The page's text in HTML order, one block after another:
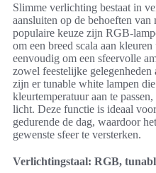
Slimme verlichting bestaat in
aansluiten op de behoeften van
populaire keuze zijn RGB-
om een breed scala aan
eenvoudig om een sfeervolle
zowel feestelijke gelegenheden
zijn er tunable white lampen
kleurtemperatuur aan te
licht. Deze functie is ideaal
gedurende de dag, waardoor
gewenste sfeer te versterken.
Verlichtingstaal: RGB,